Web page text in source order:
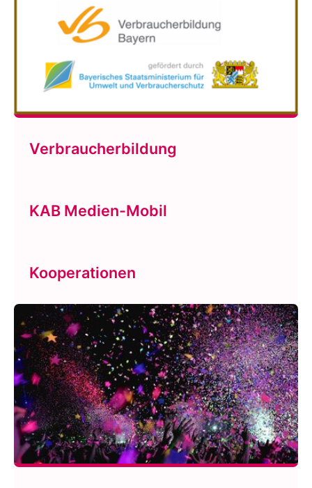
Verbraucherbildung
KAB Medien-Mobil
Kooperationen